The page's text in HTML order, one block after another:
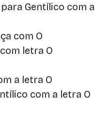
Gentílico com a
com O
letra O
a letra O
com a letra O